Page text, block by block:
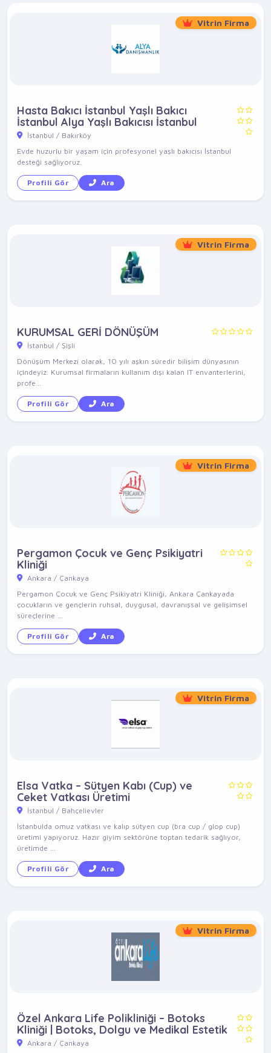
Vitrin Firma
Hasta Bakıcı İstanbul Yaşlı Bakıcı
İstanbul Alya Yaşlı Bakıcısı İstanbul
İstanbul / Bakırköy
Evde huzurlu bir yaşam için profesyonel yaşlı bakıcısı İstanbul
desteği sağlıyoruz.
Profili Gör Ara
Vitrin Firma
KURUMSAL GERİ DÖNÜŞÜM
İstanbul / Şişli
Dönüşüm Merkezi olarak, 10 yılı aşkın süredir bilişim dünyasının
içindeyiz. Kurumsal firmaların kullanım dışı kalan IT envanterlerini,
profe...
Profili Gör Ara
Vitrin Firma
Pergamon Çocuk ve Genç Psikiyatri
Kliniği
Ankara / Çankaya
Pergamon Çocuk ve Genç Psikiyatri Kliniği, Ankara Çankayada
çocukların ve gençlerin ruhsal, duygusal, davranışsal ve gelişimsel
süreçlerine ...
Profili Gör Ara
Vitrin Firma
Elsa Vatka – Sütyen Kabı (Cup) ve
Ceket Vatkası Üretimi
İstanbul / Bahçelievler
İstanbulda omuz vatkası ve kalıp sütyen cup (bra cup / glop cup)
üretimi yapıyoruz. Hazır giyim sektörüne toptan tedarik sağlıyor,
üretimde ...
Profili Gör Ara
Vitrin Firma
Özel Ankara Life Polikliniği – Botoks
Kliniği | Botoks, Dolgu ve Medikal Estetik
Ankara / Çankaya